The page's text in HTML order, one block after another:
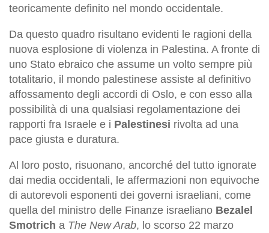
teoricamente definito nel mondo occidentale.
Da questo quadro risultano evidenti le ragioni della
nuova esplosione di violenza in Palestina. A fronte di
uno Stato ebraico che assume un volto sempre più
totalitario, il mondo palestinese assiste al definitivo
affossamento degli accordi di Oslo, e con esso alla
possibilità di una qualsiasi regolamentazione dei
rapporti fra Israele e i Palestinesi rivolta ad una
pace giusta e duratura.
Al loro posto, risuonano, ancorché del tutto ignorate
dai media occidentali, le affermazioni non equivoche
di autorevoli esponenti dei governi israeliani, come
quella del ministro delle Finanze israeliano Bezalel
Smotrich a The New Arab, lo scorso 22 marzo